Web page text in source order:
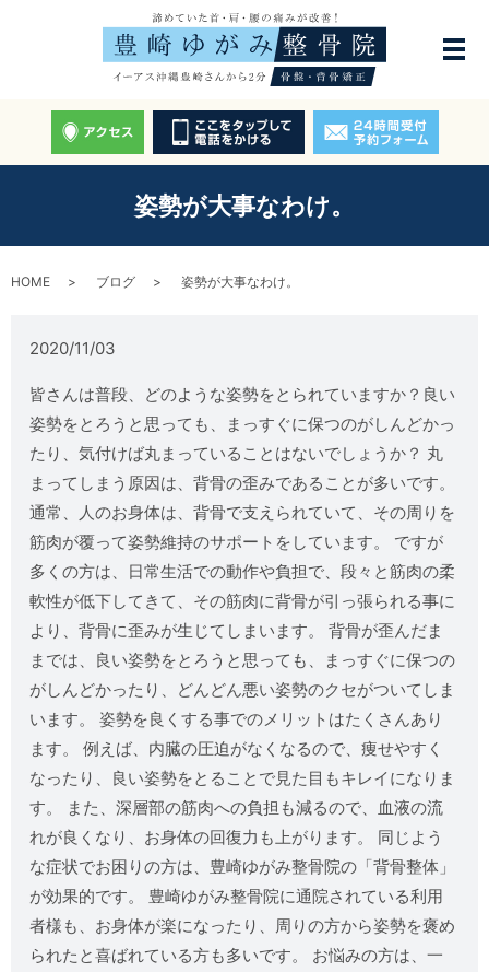
姿勢が大事なわけ。
HOME ブログ 姿勢が大事なわけ。
2020/11/03
皆さんは普段、どのような姿勢をとられていますか？良い
姿勢をとろうと思っても、まっすぐに保つのがしんどかっ
たり、気付けば丸まっていることはないでしょうか？ 丸
まってしまう原因は、背骨の歪みであることが多いです。
通常、人のお身体は、背骨で支えられていて、その周りを
筋肉が覆って姿勢維持のサポートをしています。 ですが
多くの方は、日常生活での動作や負担で、段々と筋肉の柔
軟性が低下してきて、その筋肉に背骨が引っ張られる事に
より、背骨に歪みが生じてしまいます。 背骨が歪んだま
までは、良い姿勢をとろうと思っても、まっすぐに保つの
がしんどかったり、どんどん悪い姿勢のクセがついてしま
います。 姿勢を良くする事でのメリットはたくさんあり
ます。 例えば、内臓の圧迫がなくなるので、痩せやすく
なったり、良い姿勢をとることで見た目もキレイになりま
す。 また、深層部の筋肉への負担も減るので、血液の流
れが良くなり、お身体の回復力も上がります。 同じよう
な症状でお困りの方は、豊崎ゆがみ整骨院の「背骨整体」
が効果的です。 豊崎ゆがみ整骨院に通院されている利用
者様も、お身体が楽になったり、周りの方から姿勢を褒め
られたと喜ばれている方も多いです。 お悩みの方は、一